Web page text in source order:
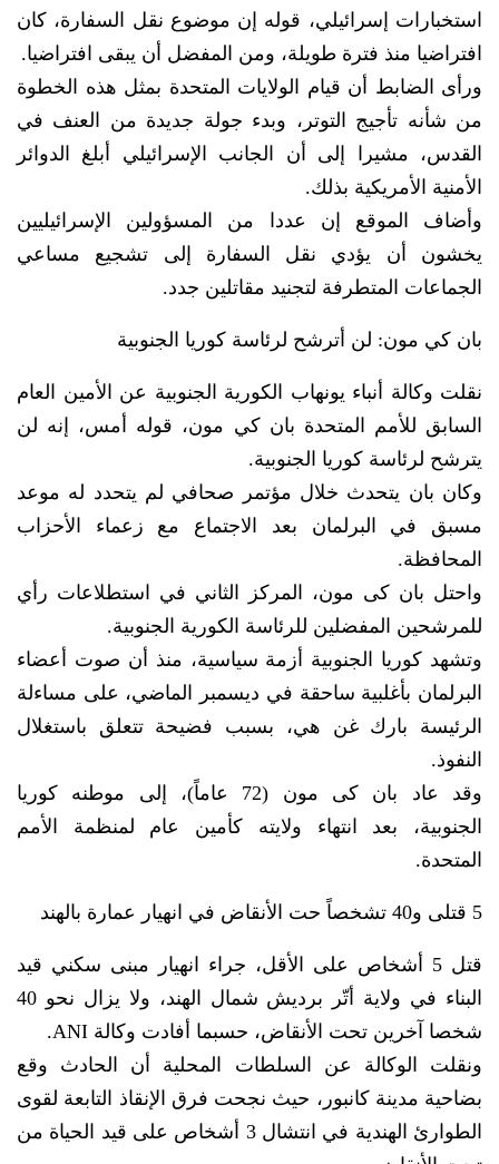
استخبارات إسرائيلي، قوله إن موضوع نقل السفارة، كان
افتراضيا منذ فترة طويلة، ومن المفضل أن يبقى افتراضيا.
ورأى الضابط أن قيام الولايات المتحدة بمثل هذه الخطوة
من شأنه تأجيج التوتر، وبدء جولة جديدة من العنف في
القدس، مشيرا إلى أن الجانب الإسرائيلي أبلغ الدوائر
الأمنية الأمريكية بذلك.
وأضاف الموقع إن عددا من المسؤولين الإسرائيليين
يخشون أن يؤدي نقل السفارة إلى تشجيع مساعي
الجماعات المتطرفة لتجنيد مقاتلين جدد.
بان كي مون: لن أترشح لرئاسة كوريا الجنوبية
نقلت وكالة أنباء يونهاب الكورية الجنوبية عن الأمين العام
السابق للأمم المتحدة بان كي مون، قوله أمس، إنه لن
يترشح لرئاسة كوريا الجنوبية.
وكان بان يتحدث خلال مؤتمر صحافي لم يتحدد له موعد
مسبق في البرلمان بعد الاجتماع مع زعماء الأحزاب
المحافظة.
واحتل بان كى مون، المركز الثاني في استطلاعات رأي
للمرشحين المفضلين للرئاسة الكورية الجنوبية.
وتشهد كوريا الجنوبية أزمة سياسية، منذ أن صوت أعضاء
البرلمان بأغلبية ساحقة في ديسمبر الماضي، على مساءلة
الرئيسة بارك غن هي، بسبب فضيحة تتعلق باستغلال
النفوذ.
وقد عاد بان كى مون (72 عاماً)، إلى موطنه كوريا
الجنوبية، بعد انتهاء ولايته كأمين عام لمنظمة الأمم
المتحدة.
5 قتلى و40 تشخصاً حت الأنقاض في انهيار عمارة بالهند
قتل 5 أشخاص على الأقل، جراء انهيار مبنى سكني قيد
البناء في ولاية أتّر برديش شمال الهند، ولا يزال نحو 40
شخصا آخرين تحت الأنقاض، حسبما أفادت وكالة ANI.
ونقلت الوكالة عن السلطات المحلية أن الحادث وقع
بضاحية مدينة كانبور، حيث نجحت فرق الإنقاذ التابعة لقوى
الطوارئ الهندية في انتشال 3 أشخاص على قيد الحياة من